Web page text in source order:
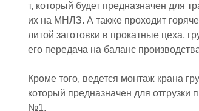
т, который будет предназначен для
их на МНЛЗ. А также проходит
литой заготовки в прокатные цеха,
его передача на баланс
Кроме того, ведется монтаж крана
который предназначен для
№1.